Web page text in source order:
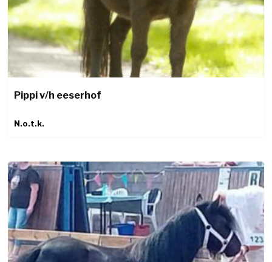
Pippi v/h eeserhof
N.o.t.k.